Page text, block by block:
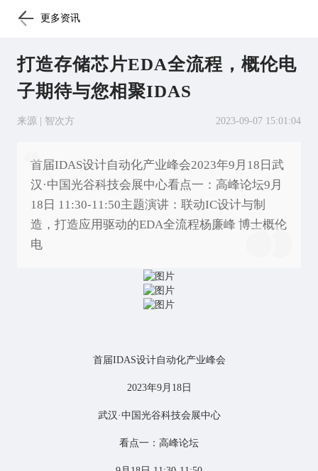
更多资讯
打造存储芯片EDA全流程，概伦电
子期待与您相聚IDAS
来源 | 智次方 2023-09-07 15:01:04
首届IDAS设计自动化产业峰会2023年9月18日武
汉·中国光谷科技会展中心看点一：高峰论坛9月
18日 11:30-11:50主题演讲：联动IC设计与制
造，打造应用驱动的EDA全流程杨廉峰 博士概伦
电
首届IDAS设计自动化产业峰会
2023年9月18日
武汉·中国光谷科技会展中心
看点一：高峰论坛